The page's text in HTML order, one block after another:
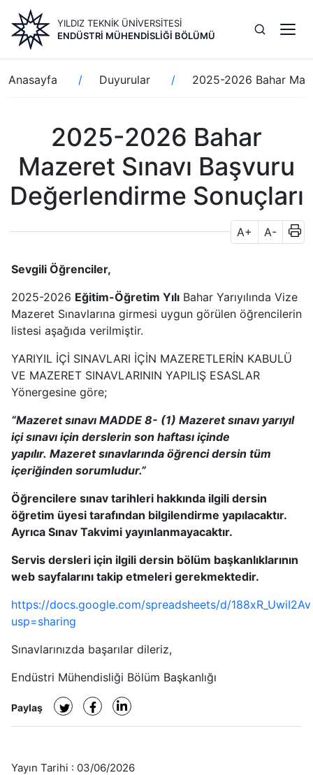
içeriğe
atla
YILDIZ TEKNİK ÜNİVERSİTESİ
ENDÜSTRI MÜHENDISLIĞI BÖLÜMÜ
Sayfa
yolu
Anasayfa Duyurular 2025-2026 Bahar
2025-2026 Bahar
Mazeret Sınavı Başvuru
Değerlendirme Sonuçları
A+ A-
Sevgili Öğrenciler,
2025-2026 Eğitim-Öğretim Yılı Bahar Yarıyılında Vize
Mazeret Sınavlarına girmesi uygun görülen öğrencilerin
listesi aşağıda verilmiştir.
YARIYIL İÇİ SINAVLARI İÇİN MAZERETLERİN KABULÜ
VE MAZERET SINAVLARININ YAPILIŞ ESASLAR
Yönergesine göre;
“Mazeret sınavı MADDE 8- (1) Mazeret sınavı yarıyıl
içi sınavı için derslerin son haftası içinde
yapılır. Mazeret sınavlarında öğrenci dersin tüm
içeriğinden sorumludur.”
Öğrencilere sınav tarihleri hakkında ilgili dersin
öğretim üyesi tarafından bilgilendirme yapılacaktır.
Ayrıca Sınav Takvimi yayınlanmayacaktır.
Servis dersleri için ilgili dersin bölüm başkanlıklarının
web sayfalarını takip etmeleri gerekmektedir.
https://docs.google.com/spreadsheets/d/
usp=sharing
Sınavlarınızda başarılar dileriz,
Endüstri Mühendisliği Bölüm Başkanlığı
Paylaş
Yayın Tarihi : 03/06/2026